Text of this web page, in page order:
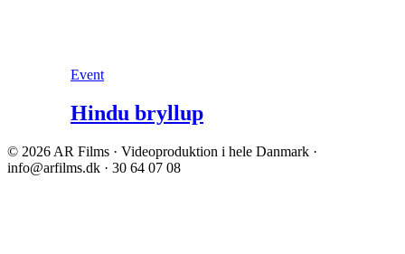
Event
Hindu bryllup
© 2026 AR Films · Videoproduktion i hele Danmark ·
info@arfilms.dk · 30 64 07 08